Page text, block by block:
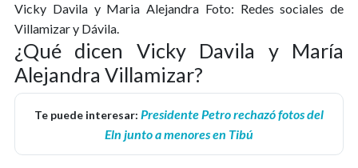
Vicky Davila y Maria Alejandra Foto: Redes sociales de
Villamizar y Dávila.
¿Qué dicen Vicky Davila y María
Alejandra Villamizar?
Te puede interesar: Presidente Petro rechazó fotos del
Eln junto a menores en Tibú